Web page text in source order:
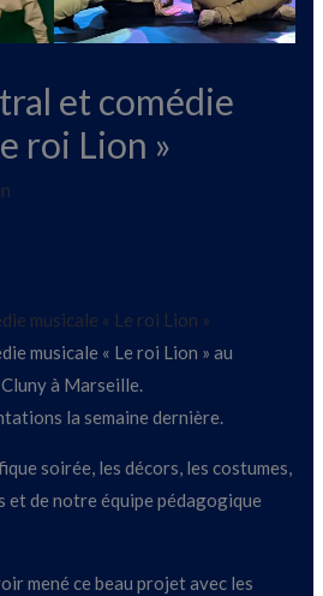
et comédie
roi Lion »
musicale « Le roi Lion »
musicale « Le roi Lion » au
à Marseille.
la semaine dernière.
soirée, les décors, les costumes,
et de notre équipe pédagogique
mené ce beau projet avec les